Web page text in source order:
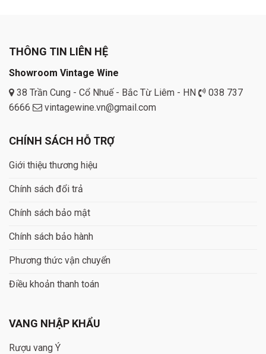
THÔNG TIN LIÊN HỆ
Showroom Vintage Wine
38 Trần Cung - Cổ Nhuế - Bắc Từ Liêm - HN
038 737
6666
vintagewine.vn@gmail.com
CHÍNH SÁCH HỖ TRỢ
Giới thiệu thương hiệu
Chính sách đổi trả
Chính sách bảo mật
Chính sách bảo hành
Phương thức vận chuyển
Điều khoản thanh toán
VANG NHẬP KHẨU
Rượu vang Ý